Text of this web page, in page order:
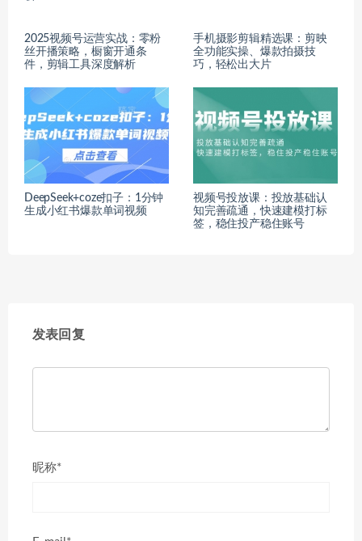
2025视频号运营实战：零粉
丝开播策略，橱窗开通条
件，剪辑工具深度解析
手机摄影剪辑精选课：剪映
全功能实操、爆款拍摄技
巧，轻松出大片
DeepSeek+coze扣子：1分钟
生成小红书爆款单词视频
视频号投放课：投放基础认
知完善疏通，快速建模打标
签，稳住投产稳住账号
发表回复
昵称*